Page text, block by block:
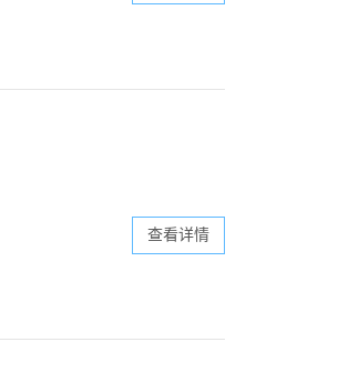
查看详情